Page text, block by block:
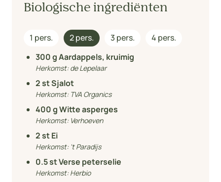
Biologische ingrediënten
1 pers. 2 pers. 3 pers.
4 pers.
300g Aardappels, kruimig
Herkomst:de Lepelaar
2st Sjalot
Herkomst: TVA Organics
400g Witte asperges
Herkomst: Verhoeven
2st Ei
Herkomst: 't Paradijs
0.5st Verse peterselie
Herkomst:Herbio